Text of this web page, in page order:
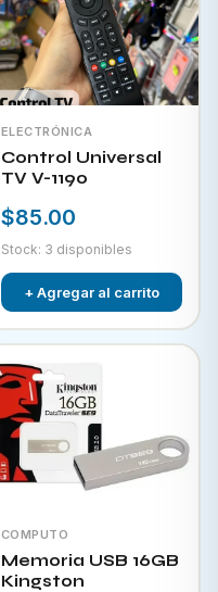
ELECTRÓNICA
Control Universal
TV V-1190
$85.00
Stock: 3 disponibles
+ Agregar al carrito
COMPUTO
Memoria USB 16GB
Kingston